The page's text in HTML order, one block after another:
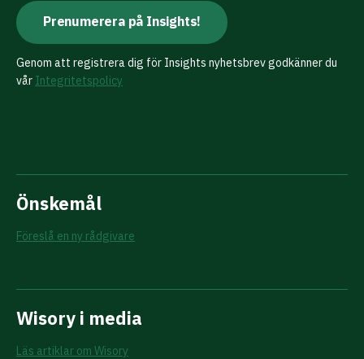
Genom att registrera dig för Insights nyhetsbrev godkänner du
vår Integritetspolicy
Önskemål
Föreslå en ny rådgivare
Wisory i media
Läs artiklar om Wisory